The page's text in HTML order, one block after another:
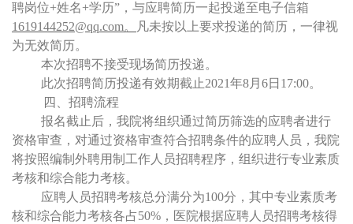
聘岗位+姓名+学历”，与应聘简历一起投递至电子信箱
1619144252@qq.com。
凡未按以上要求投递的简历，一律视
为无效简历。
本次招聘不接受现场简历投递。
此次招聘简历投递有效期截止2021年8月6日 17:00。
四、招聘流程
报名截止后，我院将组织通过简历筛选的应聘者进行
资格审查，对通过资格审查符合招聘条件的应聘人员，我院
将按照编制外聘用制工作人员招聘程序，组织进行专业素质
考核和综合能力考核。
应聘人员招聘考核总分满分为100分，其中专业素质考
核和综合能力考核各占50% ，医院根据应聘人员招聘考核得